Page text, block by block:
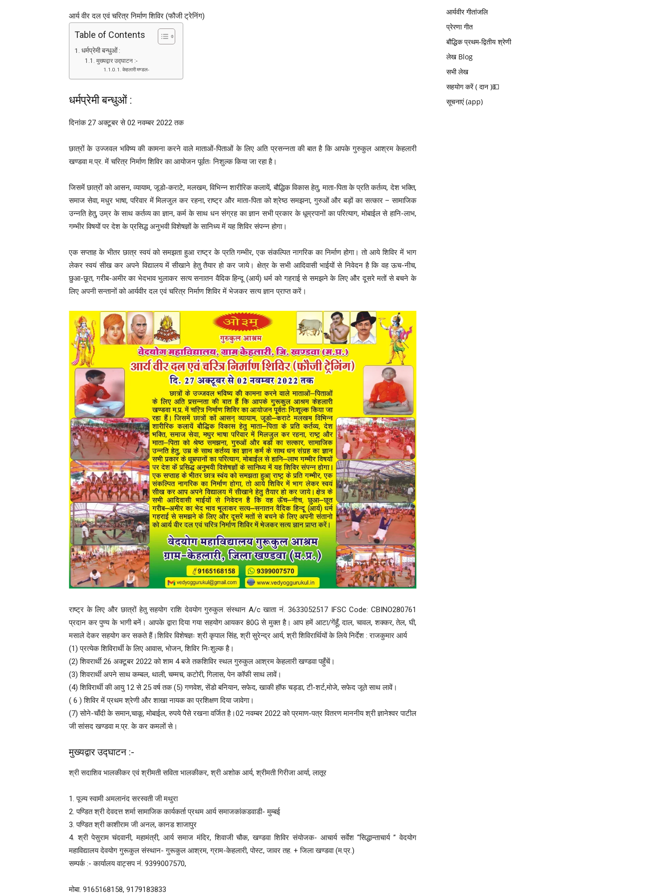
आर्य वीर दल एवं चरित्र निर्माण शिविर (फौजी ट्रेनिंग)
Table of Contents
धर्मप्रेमी बन्धुओं :
मुख्यद्वार उद्घाटन :-
केहलारी मण्डल-
धर्मप्रेमी बन्धुओं :
दिनांक 27 अक्टूबर से 02 नवम्बर 2022 तक
छात्रों के उज्जवल भविष्य की कामना करने वाले माताओं-पिताओं के लिए अति प्रसन्नता की बात है कि आपके गुरुकुल आश्रम केहलारी
खण्डवा म.प्र. में चरित्र निर्माण शिविर का आयोजन पूर्वतः निशुल्क किया जा रहा है।
जिसमें छात्रों को आसन, व्यायाम, जूडो-कराटे, मलखम, विभिन्न शारीरिक कलायें, बौद्धिक विकास हेतु, माता-पिता के प्रति कर्तव्य, देश भक्ति,
समाज सेवा, मधुर भाषा, परिवार में मिलजुल कर रहना, राष्ट्र और माता-पिता को श्रेष्ठ समझना, गुरुओं और बड़ों का सत्कार – सामाजिक
उन्नति हेतु, उम्र के साथ कर्तव्य का ज्ञान, कर्म के साथ धन संग्रह का ज्ञान सभी प्रकार के धूम्रपानों का परित्याग, मोबाईल से हानि-लाभ,
गम्भीर विषयों पर देश के प्रसिद्ध अनुभवी विशेषज्ञों के सानिध्य में यह शिविर संपन्न होगा।
एक सप्ताह के भीतर छात्र स्वयं को समझता हुआ राष्ट्र के प्रति गम्भीर, एक संकल्पित नागरिक का निर्माण होगा। तो आये शिविर में भाग
लेकर स्वयं सीख कर अपने विद्यालय में सीखाने हेतु तैयार हो कर जाये। क्षेत्र के सभी आदिवासी भाईयों से निवेदन है कि वह ऊच-नीच,
छुआ-छूत, गरीब-अमीर का भेदभाव भुलाकर सत्य सनातन वैदिक हिन्दू (आर्य) धर्म को गहराई से समझने के लिए और दूसरे मतों से बचने के
लिए अपनी सन्तानों को आर्यवीर दल एवं चरित्र निर्माण शिविर में भेजकर सत्य ज्ञान प्राप्त करें।
राष्ट्र के लिए और छात्रों हेतु सहयोग राशि देवयोग गुरुकुल संस्थान A/c खाता नं. 3633052517 IFSC Code: CBINO280761
प्रदान कर पुण्य के भागी बनें। आपके द्वारा दिया गया सहयोग आयकर 80G से मुक्त है। आप हमें आटा/गेंहूँ, दाल, चावल, शक्कर, तेल, घी,
मसाले देकर सहयोग कर सकते हैं।शिविर विशेषज्ञः श्री कृपाल सिंह, श्री सुरेन्द्र आर्य, श्री शिविरार्थियों के लिये निर्देश : राजकुमार आर्य
(1) प्रत्येक शिविरार्थी के लिए आवास, भोजन, शिविर निःशुल्क है।
(2) शिवरार्थी 26 अक्टूबर 2022 को शाम 4 बजे तकशिविर स्थल गुरुकुल आश्रम केहलारी खण्डवा पहुँचें।
(3) शिवरार्थी अपने साथ कम्बल, थाली, चम्मच, कटोरी, गिलास, पेन कॉफी साथ लावें।
(4) शिविरार्थी की आयु 12 से 25 वर्ष तक (5) गणवेश, सेंडो बनियान, सफेद, खाकी हॉफ चड्डा, टी-शर्ट,मोजे, सफेद जूते साथ लावें।
( 6 ) शिविर में प्रथम श्रेणी और शाखा नायक का प्रशिक्षण दिया जावेगा।
(7) सोने-चाँदी के समान,चाकू, मोबाईल, रुपये पैसे रखना वर्जित है।02 नवम्बर 2022 को प्रमाण-पत्र वितरण माननीय श्री ज्ञानेश्वर पाटील
जी सांसद खण्डवा म.प्र. के कर कमलों से।
मुख्यद्वार उद्घाटन :-
श्री सदाशिव भालकीकर एवं श्रीमती सविता भालकीकर, श्री अशोक आर्य, श्रीमती गिरीजा आर्या, लातूर
1. पूज्य स्वामी अमलानंद सरस्वती जी मथुरा
2. पण्डित श्री देवदत्त शर्मा सामाजिक कार्यकर्ता प्रथम आर्य समाजकांकडवाडी- मुम्बई
3. पण्डित श्री काशीराम जी अनल, कानड शाजापुर
4. श्री पेसुराम चंदवानी, महामंत्री, आर्य समाज मंदिर, शिवाजी चौक, खण्डवा शिविर संयोजक- आचार्य सर्वेश “सिद्धान्ताचार्य ” वेदयोग
महाविद्यालय देवयोग गुरूकुल संस्थान- गुरूकुल आश्रम, ग्राम-केहलारी, पोस्ट, जावर तह. + जिला खण्डवा (म.प्र.)
सम्पर्क :- कार्यालय वाट्सप नं. 9399007570,
मोबा. 9165168158, 9179183833
आर्यवीर गीतांजलि
प्रेरणा गीत
बौद्धिक प्रथम-द्वितीय श्रेणी
लेख Blog
सभी लेख
सहयोग करें ( दान )💵
सूचनाएं (app)